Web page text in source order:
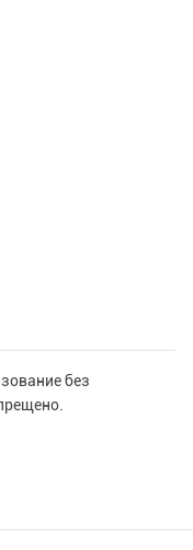
без